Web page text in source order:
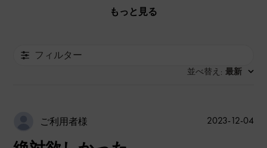
もっと見る
フィルター
並べ替え : 最新
ご利用者様
公
2023-12-04